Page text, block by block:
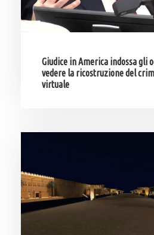
Giudice in America indossa gli
vedere la ricostruzione del
virtuale